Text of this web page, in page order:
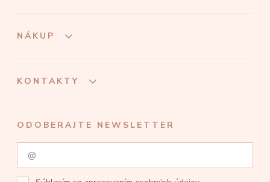
NÁKUP
KONTAKTY
ODOBERAJTE NEWSLETTER